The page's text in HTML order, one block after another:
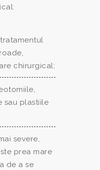
chirurgical;
sau plastiile
severe,
prea mare
de a se